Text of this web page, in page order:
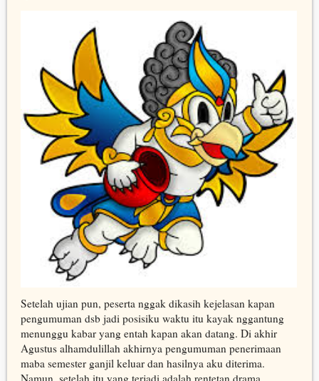
Setelah ujian pun, peserta nggak dikasih kejelasan kapan
pengumuman dsb jadi posisiku waktu itu kayak nggantung
menunggu kabar yang entah kapan akan datang. Di akhir
Agustus alhamdulillah akhirnya pengumuman penerimaan
maba semester ganjil keluar dan hasilnya aku diterima.
Namun, setelah itu yang terjadi adalah rentetan drama